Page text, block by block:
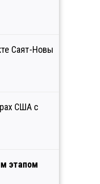
Саят-Новы
США с
этапом